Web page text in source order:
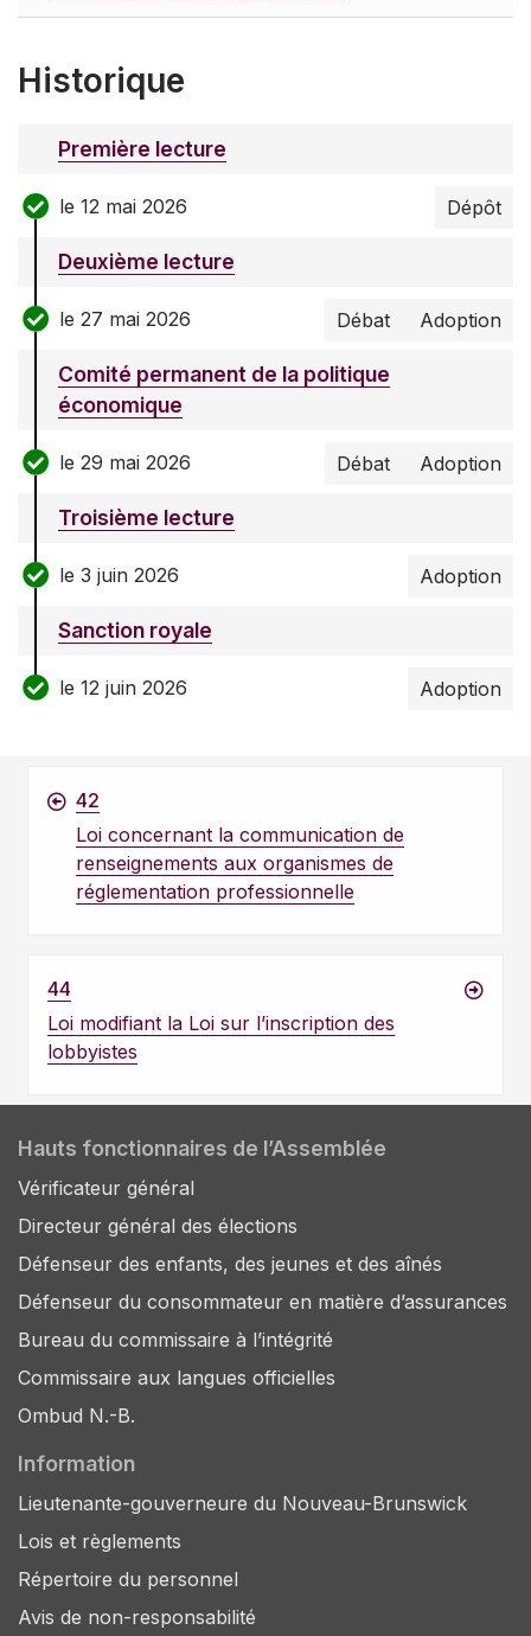
Historique
Première lecture
le 12 mai 2026 Dépôt
Deuxième lecture
le 27 mai 2026 Débat Adoption
Comité permanent de la politique
économique
le 29 mai 2026 Débat Adoption
Troisième lecture
le 3 juin 2026 Adoption
Sanction royale
le 12 juin 2026 Adoption
42
Loi concernant la communication de
renseignements aux organismes de
réglementation professionnelle
44
Loi modifiant la Loi sur l’inscription des
lobbyistes
Hauts fonctionnaires de l’Assemblée
Vérificateur général
Directeur général des élections
Défenseur des enfants, des jeunes et des aînés
Défenseur du consommateur en matière d’assurances
Bureau du commissaire à l’intégrité
Commissaire aux langues officielles
Ombud N.-B.
Information
Lieutenante-gouverneure du Nouveau-Brunswick
Lois et règlements
Répertoire du personnel
Avis de non-responsabilité